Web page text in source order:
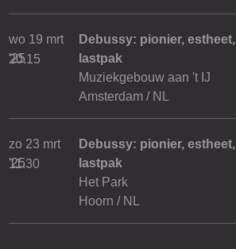
wo 19 mrt
'25
20.15
Debussy: pionier, estheet,
lastpak
Muziekgebouw aan 't IJ
Amsterdam / NL
zo 23 mrt
'25
11.30
Debussy: pionier, estheet,
lastpak
Het Park
Hoorn / NL